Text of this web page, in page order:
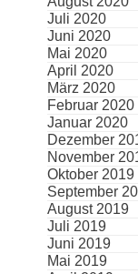
Juli 2020
Juni 2020
Mai 2020
April 2020
März 2020
Februar 2020
Januar 2020
Dezember
November
Oktober 2019
September
August 2019
Juli 2019
Juni 2019
Mai 2019